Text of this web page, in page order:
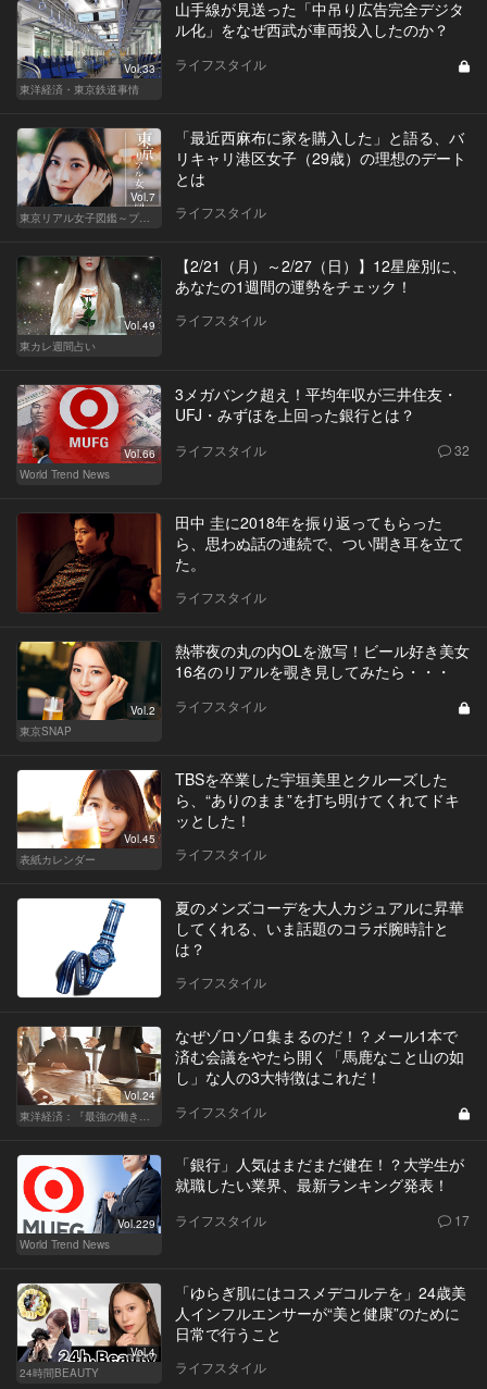
Vol.33
東洋経済・東京鉄道事情
山手線が見送った「中吊り広告完全デジタ
ル化」をなぜ西武が車両投入したのか？
ライフスタイル
Vol.7
東京リアル女子図鑑～プロローグ編～
「最近西麻布に家を購入した」と語る、バ
リキャリ港区女子（29歳）の理想のデート
とは
ライフスタイル
Vol.49
東カレ週間占い
【2/21（月）～2/27（日）】12星座別に、
あなたの1週間の運勢をチェック！
ライフスタイル
Vol.66
World Trend News
3メガバンク超え！平均年収が三井住友・
UFJ・みずほを上回った銀行とは？
ライフスタイル 32
田中 圭に2018年を振り返ってもらった
ら、思わぬ話の連続で、つい聞き耳を立て
た。
ライフスタイル
Vol.2
東京SNAP
熱帯夜の丸の内OLを激写！ビール好き美女
16名のリアルを覗き見してみたら・・・
ライフスタイル
Vol.45
表紙カレンダー
TBSを卒業した宇垣美里とクルーズした
ら、“ありのまま”を打ち明けてくれてドキ
ッとした！
ライフスタイル
夏のメンズコーデを大人カジュアルに昇華
してくれる、いま話題のコラボ腕時計と
は？
ライフスタイル
Vol.24
なぜゾロゾロ集まるのだ！？メール1本で
済む会議をやたら開く「馬鹿なこと山の如
し」な人の3大特徴はこれだ！
ライフスタイル
Vol.229
World Trend News
「銀行」人気はまだまだ健在！？大学生が
就職したい業界、最新ランキング発表！
ライフスタイル 17
Vol.4
24時間BEAUTY
「ゆらぎ肌にはコスメデコルテを」24歳美
人インフルエンサーが“美と健康”のために
日常で行うこと
ライフスタイル